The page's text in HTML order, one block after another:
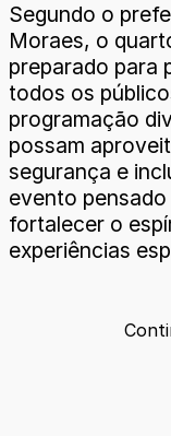
Segundo o
Moraes, o
preparado para
todos os
programação
possam
segurança e
evento
fortalecer o
experiências